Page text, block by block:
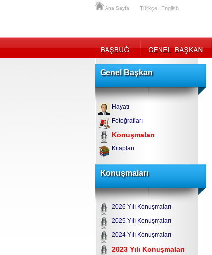
Ana Sayfa Türkçe English
Genel Başkan
Hayatı
Fotoğrafları
Konuşmaları
Kitapları
Konuşmaları
2026 Yılı Konuşmaları
2025 Yılı Konuşmaları
2024 Yılı Konuşmaları
2023 Yılı Konuşmaları